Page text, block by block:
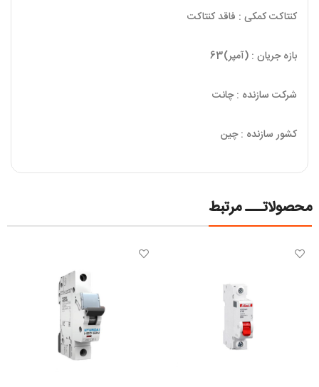
کنتاکت کمکی : فاقد کنتاکت
بازه جریان : (آمپر)63
شرکت سازنده : چانت
کشور سازنده : چین
محصولاتـــ مرتبط